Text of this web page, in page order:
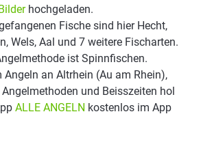
hochgeladen.
Fische sind hier Hecht,
Wels, Aal und 7 weitere Fischarten.
ist Spinnfischen.
an Altrhein (Au am Rhein),
und Beisszeiten hol
ALLE ANGELN kostenlos im App